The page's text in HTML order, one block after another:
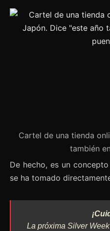
Cartel de una tienda
también
De hecho, es un
se ha tomado
La próxima Silver Week